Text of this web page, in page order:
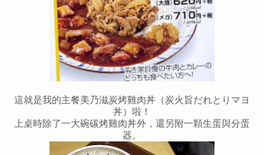
這就是我的主餐美乃滋炭烤雞肉丼（炭火旨だれとりマヨ
丼）啦！
上桌時除了一大碗碳烤雞肉丼外， 還另附一顆生蛋與分蛋
器。